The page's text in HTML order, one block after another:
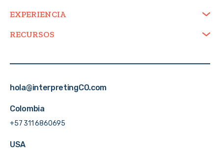
EXPERIENCIA
RECURSOS
hola@interpretingCO.com
Colombia
+57 311 6860695
USA